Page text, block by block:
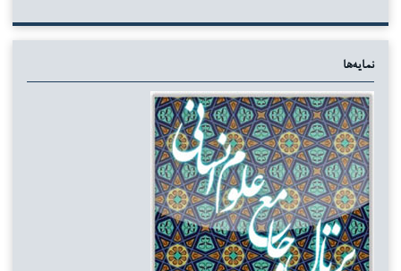
نمایه‌ها